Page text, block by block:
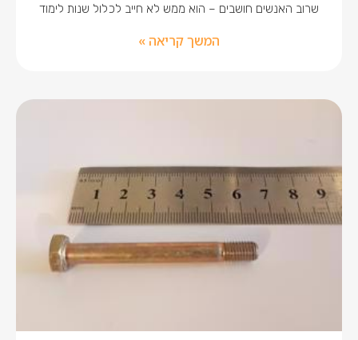
שרוב האנשים חושבים – הוא ממש לא חייב לכלול שנות לימוד
המשך קריאה »